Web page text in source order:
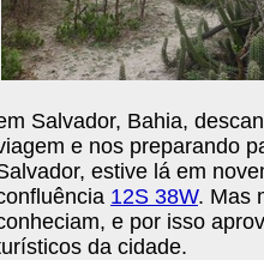
Salvador, Bahia,
e nos preparando
estive lá em
12S 38W. Mas
e por isso
da cidade.